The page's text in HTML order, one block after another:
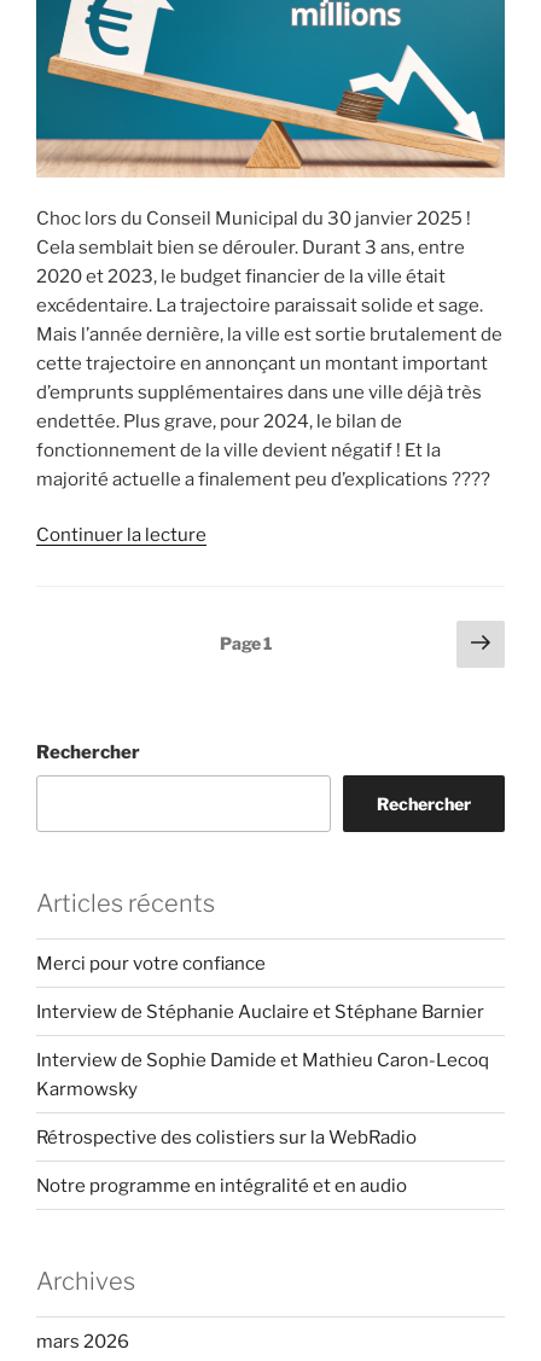
Georges
? »
Choc lors du Conseil Municipal du 30 janvier 2025 !
Cela semblait bien se dérouler. Durant 3 ans, entre
2020 et 2023, le budget financier de la ville était
excédentaire. La trajectoire paraissait solide et sage.
Mais l’année dernière, la ville est sortie brutalement de
cette trajectoire en annonçant un montant important
d’emprunts supplémentaires dans une ville déjà très
endettée. Plus grave, pour 2024, le bilan de
fonctionnement de la ville devient négatif ! Et la
majorité actuelle a finalement peu d’explications ????
Continuer la lecture
ville
Page1
Page
Rechercher
Rechercher
Articles récents
Merci pour votre confiance
Interview de Stéphanie Auclaire et Stéphane Barnier
Interview de Sophie Damide et Mathieu Caron-Lecoq
Karmowsky
Rétrospective des colistiers sur la WebRadio
Notre programme en intégralité et en audio
Archives
mars 2026